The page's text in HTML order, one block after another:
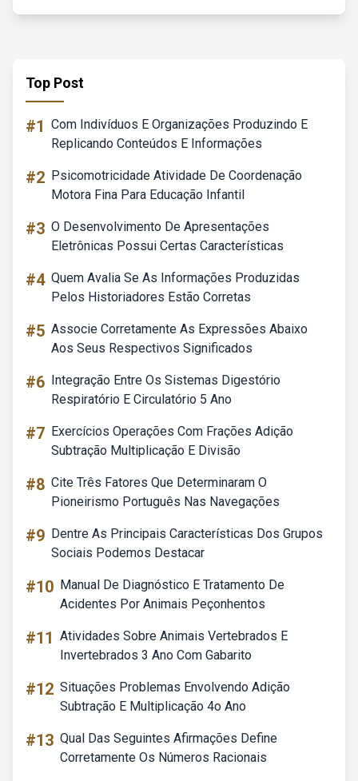
Top Post
#1 Com Indivíduos E Organizações Produzindo E
Replicando Conteúdos E Informações
#2 Psicomotricidade Atividade De Coordenação
Motora Fina Para Educação Infantil
#3 O Desenvolvimento De Apresentações
Eletrônicas Possui Certas Características
#4 Quem Avalia Se As Informações Produzidas
Pelos Historiadores Estão Corretas
#5 Associe Corretamente As Expressões Abaixo
Aos Seus Respectivos Significados
#6 Integração Entre Os Sistemas Digestório
Respiratório E Circulatório 5 Ano
#7 Exercícios Operações Com Frações Adição
Subtração Multiplicação E Divisão
#8 Cite Três Fatores Que Determinaram O
Pioneirismo Português Nas Navegações
#9 Dentre As Principais Características Dos Grupos
Sociais Podemos Destacar
#10 Manual De Diagnóstico E Tratamento De
Acidentes Por Animais Peçonhentos
#11 Atividades Sobre Animais Vertebrados E
Invertebrados 3 Ano Com Gabarito
#12 Situações Problemas Envolvendo Adição
Subtração E Multiplicação 4o Ano
#13 Qual Das Seguintes Afirmações Define
Corretamente Os Números Racionais